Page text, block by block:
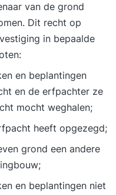
van de grond
Dit recht op
in bepaalde
en beplantingen
en de erfpachter ze
mocht weghalen;
heeft opgezegd;
grond een andere
en beplantingen niet